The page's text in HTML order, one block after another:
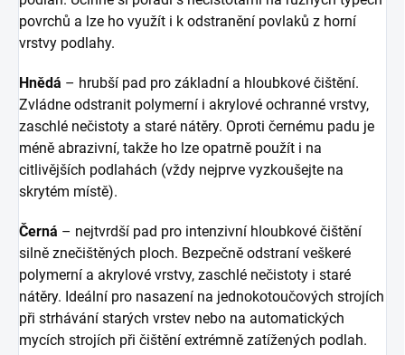
povrchů a lze ho využít i k odstranění povlaků z horní
vrstvy podlahy.
Hnědá – hrubší pad pro základní a hloubkové čištění.
Zvládne odstranit polymerní i akrylové ochranné vrstvy,
zaschlé nečistoty a staré nátěry. Oproti černému padu je
méně abrazivní, takže ho lze opatrně použít i na
citlivějších podlahách (vždy nejprve vyzkoušejte na
skrytém místě).
Černá – nejtvrdší pad pro intenzivní hloubkové čištění
silně znečištěných ploch. Bezpečně odstraní veškeré
polymerní a akrylové vrstvy, zaschlé nečistoty i staré
nátěry. Ideální pro nasazení na jednokotoučových strojích
při strhávání starých vrstev nebo na automatických
mycích strojích při čištění extrémně zatížených podlah.